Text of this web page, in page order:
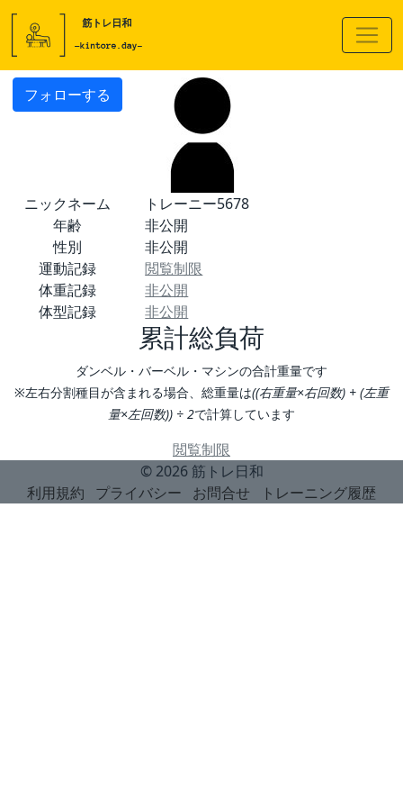
フォローする
ニックネーム
トレーニー5678
年齢
非公開
性別
非公開
運動記録
閲覧制限
体重記録
非公開
体型記録
非公開
累計総負荷
ダンベル・バーベル・マシンの合計重量です
※左右分割種目が含まれる場合、総重量は((右重量×右回数) + (左重
量×左回数)) ÷ 2で計算しています
閲覧制限
© 2026 筋トレ日和
利用規約
プライバシー お問合せ トレーニング履歴